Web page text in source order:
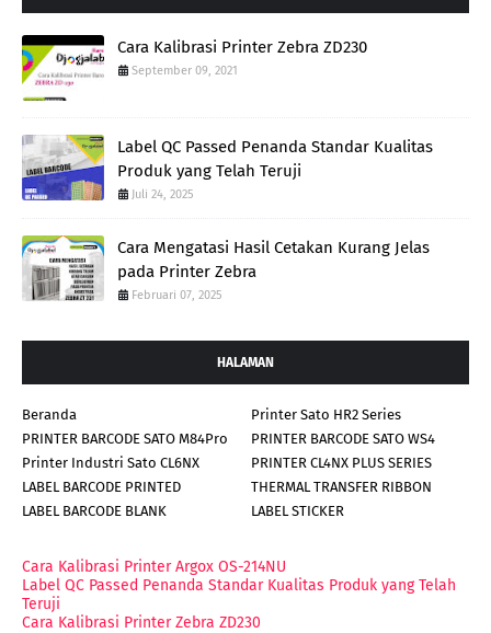
Cara Kalibrasi Printer Zebra ZD230
September 09, 2021
Label QC Passed Penanda Standar Kualitas
Produk yang Telah Teruji
Juli 24, 2025
Cara Mengatasi Hasil Cetakan Kurang Jelas
pada Printer Zebra
Februari 07, 2025
HALAMAN
Beranda
Printer Sato HR2 Series
PRINTER BARCODE SATO M84Pro
PRINTER BARCODE SATO WS4
Printer Industri Sato CL6NX
PRINTER CL4NX PLUS SERIES
LABEL BARCODE PRINTED
THERMAL TRANSFER RIBBON
LABEL BARCODE BLANK
LABEL STICKER
Cara Kalibrasi Printer Argox OS-214NU
Label QC Passed Penanda Standar Kualitas Produk yang Telah
Teruji
Cara Kalibrasi Printer Zebra ZD230